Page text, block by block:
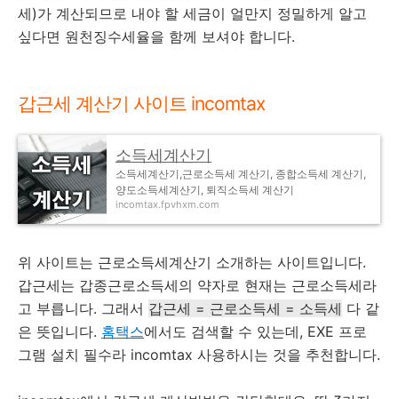
세)가 계산되므로 내야 할 세금이 얼만지 정밀하게 알고
싶다면 원천징수세율을 함께 보셔야 합니다.
갑근세 계산기 사이트 incomtax
소득세계산기
소득세계산기,근로소득세 계산기, 종합소득세 계산기,
양도소득세계산기, 퇴직소득세 계산기
incomtax.fpvhxm.com
위 사이트는 근로소득세계산기 소개하는 사이트입니다.
갑근세는 갑종근로소득세의 약자로 현재는 근로소득세라
고 부릅니다. 그래서 갑근세 = 근로소득세 = 소득세 다 같
은 뜻입니다. 홈택스에서도 검색할 수 있는데, EXE 프로
그램 설치 필수라 incomtax 사용하시는 것을 추천합니다.